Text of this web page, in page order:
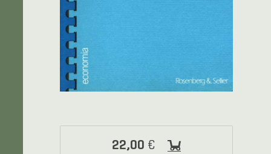
22,00 €